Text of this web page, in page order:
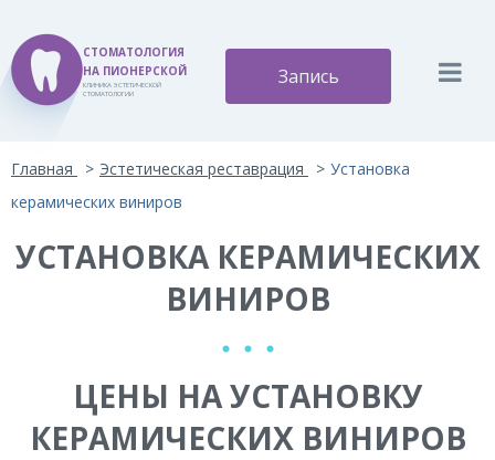
СТОМАТОЛОГИЯ
НА ПИОНЕРСКОЙ
КЛИНИКА ЭСТЕТИЧЕСКОЙ
СТОМАТОЛОГИИ
Запись
Главная Эстетическая реставрация
Установка
керамических виниров
УСТАНОВКА КЕРАМИЧЕСКИХ
ВИНИРОВ
ЦЕНЫ НА УСТАНОВКУ
КЕРАМИЧЕСКИХ ВИНИРОВ
ВыклРазмер шрифта: A A A Цветовая схема: